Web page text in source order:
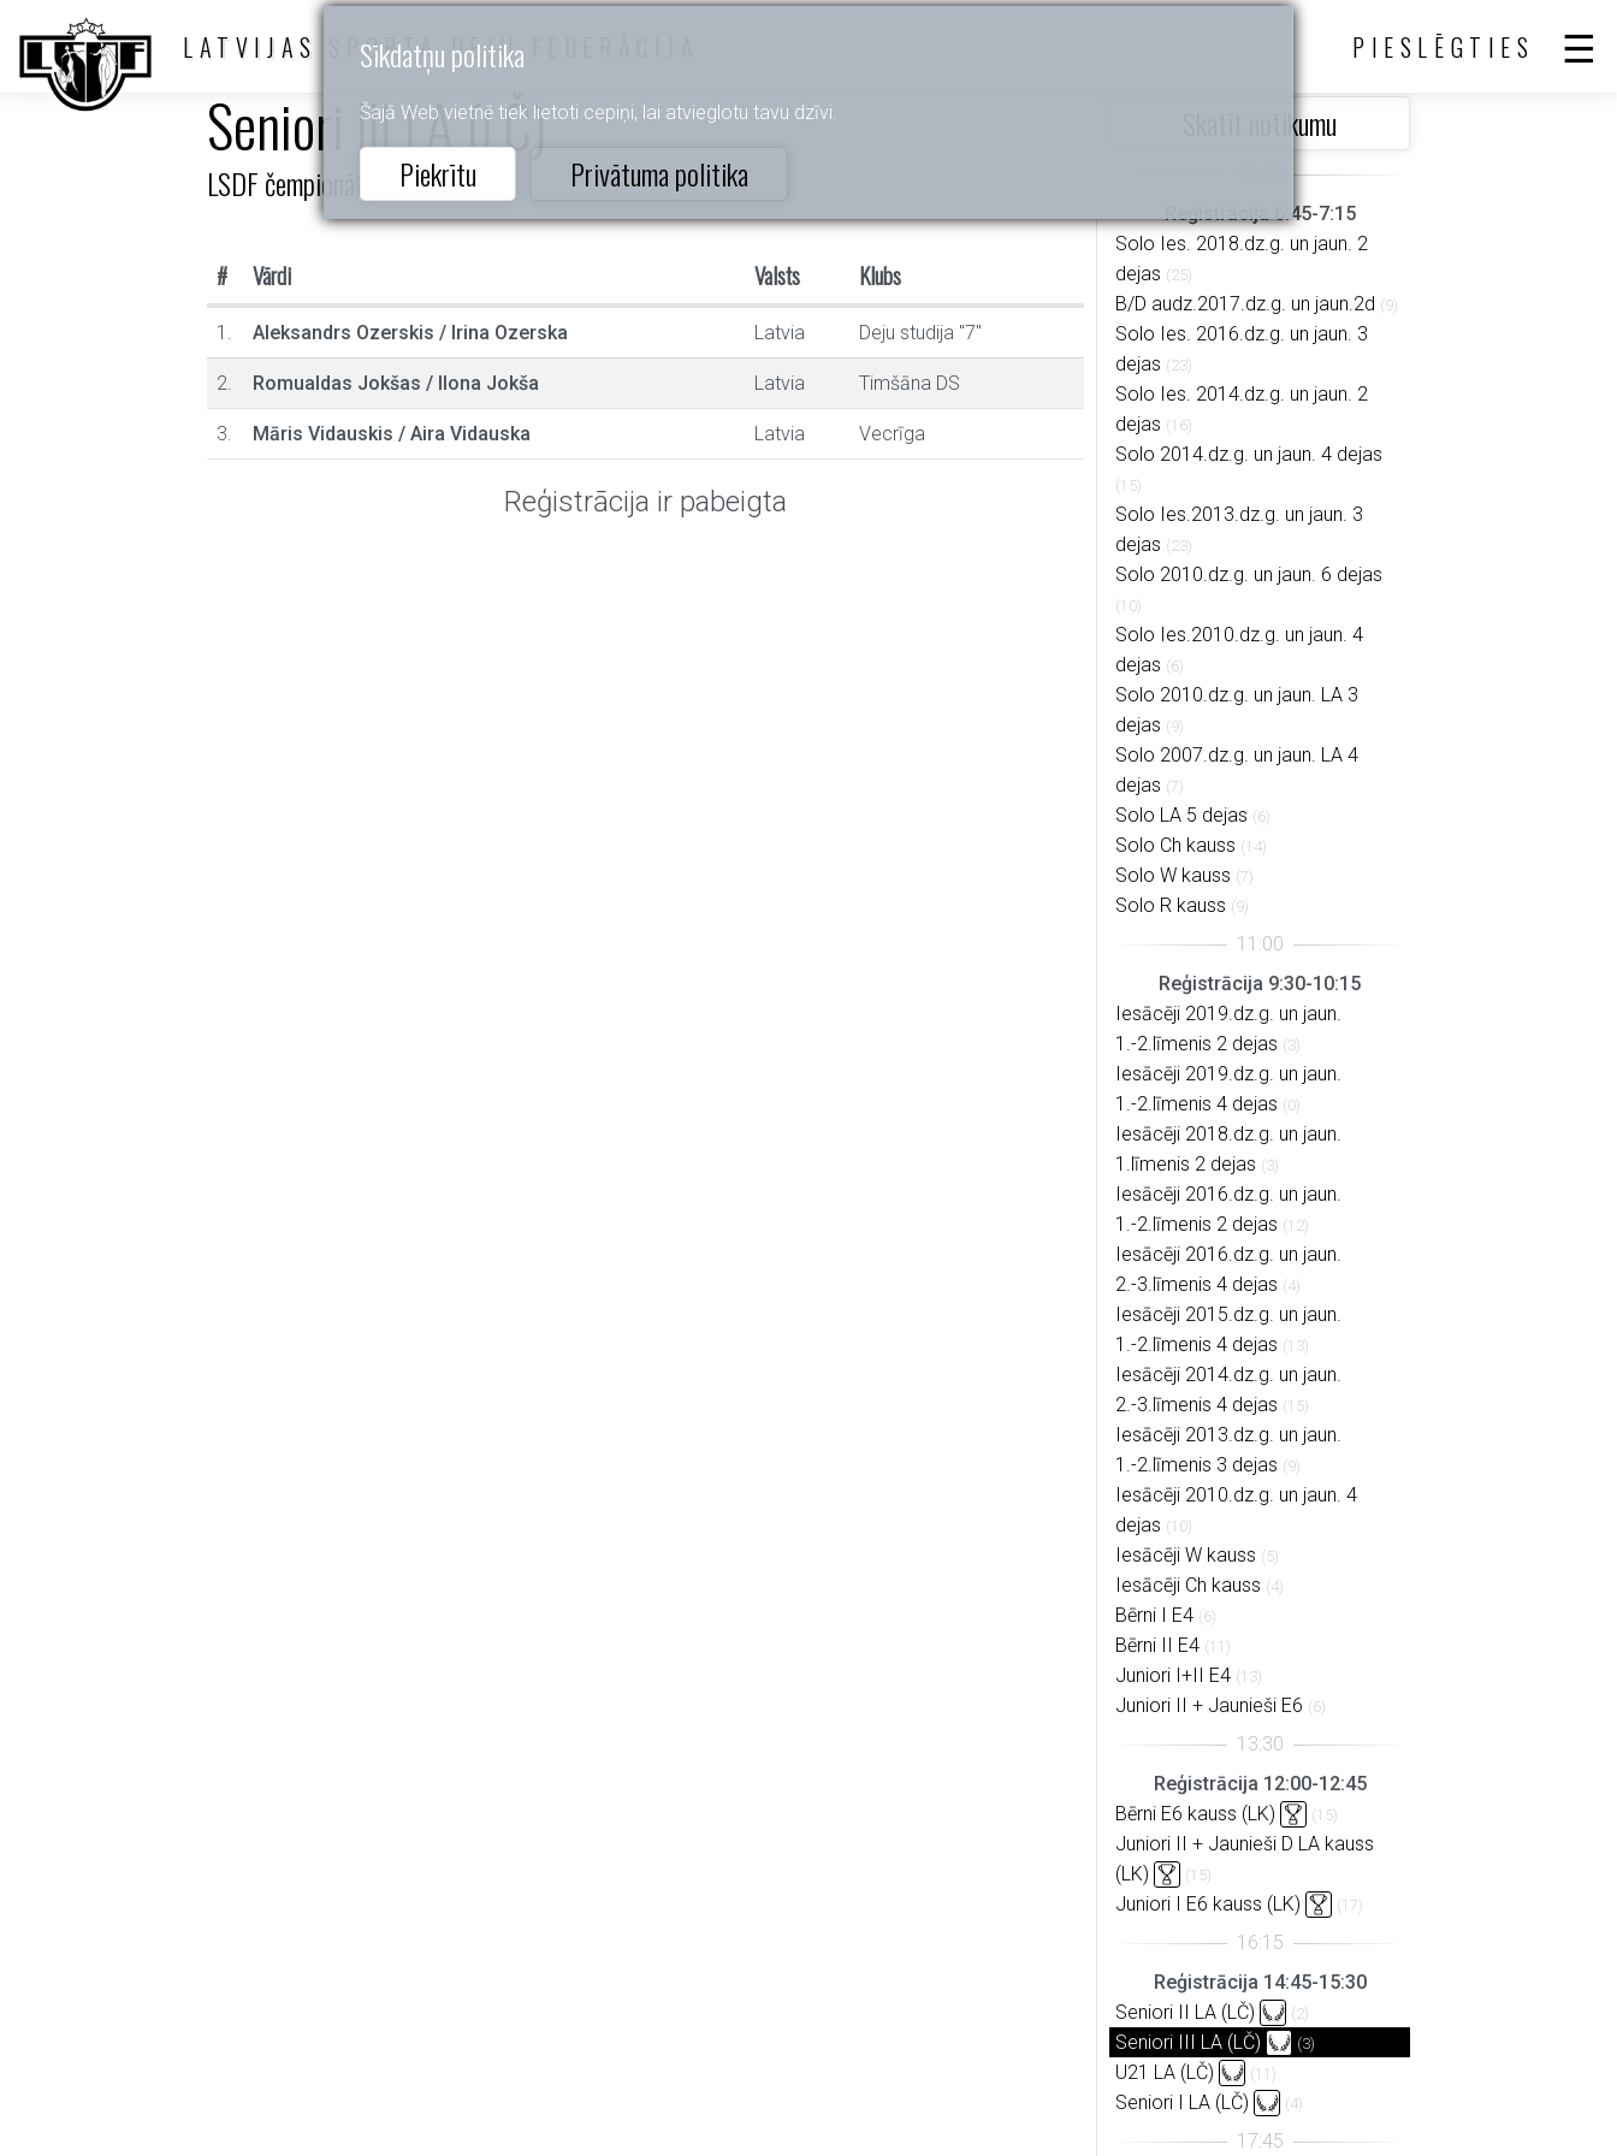
Sīkdatņu politika
Šajā Web vietnē tiek lietoti cepiņi, lai atvieglotu tavu dzīvi.
Piekrītu Privātuma politika
LATVIJAS SPORTA DEJU FEDERĀCIJA PIESLĒGTIES
Seniori III LA (LČ)
LSDF čempionāts
# Vārdi Valsts Klubs
1. Aleksandrs Ozerskis / Irina Ozerska Latvia Deju studija "7"
2. Romualdas Jokšas / Ilona Jokša Latvia Timšāna DS
3. Māris Vidauskis / Aira Vidauska Latvia Vecrīga
Reģistrācija ir pabeigta
Skatīt notikumu
Reģistrācija 6:45-7:15
Solo Ies. 2018.dz.g. un jaun. 2
dejas (25)
B/D audz.2017.dz.g. un jaun.2d (9)
Solo Ies. 2016.dz.g. un jaun. 3
dejas (23)
Solo Ies. 2014.dz.g. un jaun. 2
dejas (16)
Solo 2014.dz.g. un jaun. 4 dejas
(15)
Solo Ies.2013.dz.g. un jaun. 3
dejas (23)
Solo 2010.dz.g. un jaun. 6 dejas
(10)
Solo Ies.2010.dz.g. un jaun. 4
dejas (6)
Solo 2010.dz.g. un jaun. LA 3
dejas (9)
Solo 2007.dz.g. un jaun. LA 4
dejas (7)
Solo LA 5 dejas (6)
Solo Ch kauss (14)
Solo W kauss (7)
Solo R kauss (9)
Reģistrācija 9:30-10:15
Iesācēji 2019.dz.g. un jaun.
1.-2.līmenis 2 dejas (3)
Iesācēji 2019.dz.g. un jaun.
1.-2.līmenis 4 dejas (0)
Iesācēji 2018.dz.g. un jaun.
1.līmenis 2 dejas (3)
Iesācēji 2016.dz.g. un jaun.
1.-2.līmenis 2 dejas (12)
Iesācēji 2016.dz.g. un jaun.
2.-3.līmenis 4 dejas (4)
Iesācēji 2015.dz.g. un jaun.
1.-2.līmenis 4 dejas (13)
Iesācēji 2014.dz.g. un jaun.
2.-3.līmenis 4 dejas (15)
Iesācēji 2013.dz.g. un jaun.
1.-2.līmenis 3 dejas (9)
Iesācēji 2010.dz.g. un jaun. 4
dejas (10)
Iesācēji W kauss (5)
Iesācēji Ch kauss (4)
Bērni I E4 (6)
Bērni II E4 (11)
Juniori I+II E4 (13)
Juniori II + Jaunieši E6 (6)
Reģistrācija 12:00-12:45
Bērni E6 kauss (LK)
(15)
Juniori II + Jaunieši D LA kauss
(LK)
(15)
Juniori I E6 kauss (LK) (17)
Reģistrācija 14:45-15:30
Seniori II LA (LČ)
(2)
Seniori III LA (LČ) (3)
U21 LA (LČ) (11)
Seniori I LA (LČ) (4)